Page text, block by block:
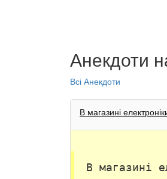
Анекдоти
Всі Анекдоти
В магазині
В магазині